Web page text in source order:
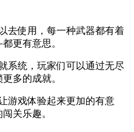
去使用，每一种武器都有着
更有意思。
系统，玩家们可以通过无尽
多的成就。
游戏体验起来更加的有意
关乐趣。